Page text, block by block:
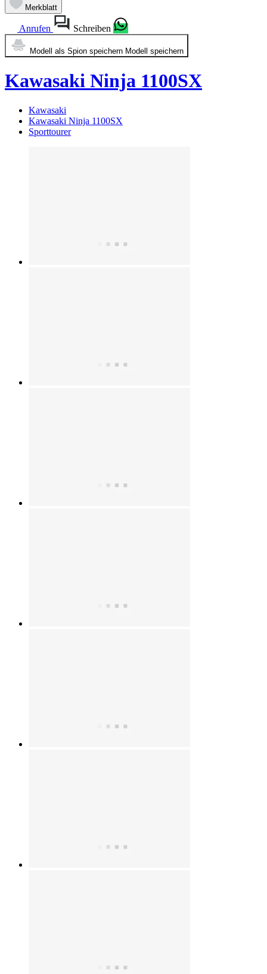
Merkblatt
Anrufen Schreiben
Modell als Spion speichern Modell speichern
Kawasaki Ninja 1100SX
Kawasaki
Kawasaki Ninja 1100SX
Sporttourer